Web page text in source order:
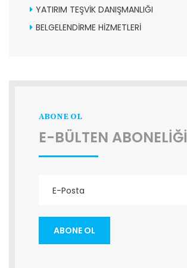
YATIRIM TEŞVİK DANIŞMANLIĞI
BELGELENDİRME HİZMETLERİ
ABONE OL
E-BÜLTEN ABONELİĞİ